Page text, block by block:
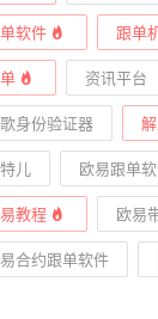
软件
跟单
资讯平台
身份验证器
儿
欧易跟单
教程
欧易
合约跟单软件